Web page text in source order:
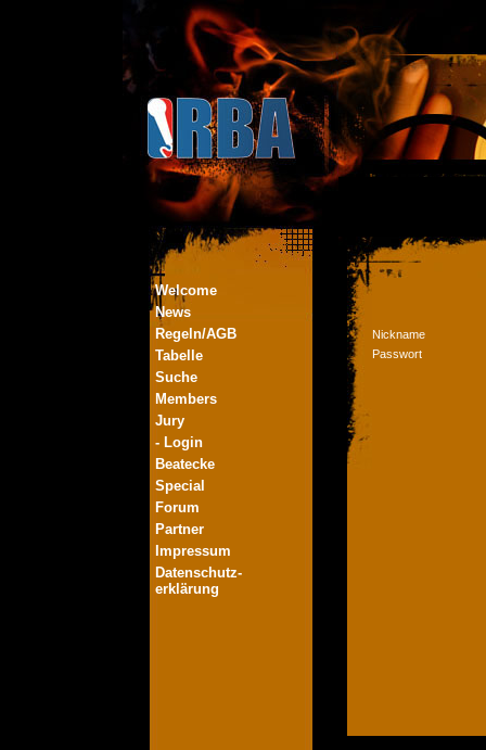
Welcome
News
Regeln/AGB
Tabelle
Suche
Members
Jury
- Login
Beatecke
Special
Forum
Partner
Impressum
Datenschutz-
erklärung
Nickname
Passwort